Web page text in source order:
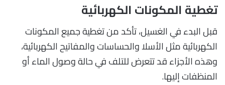
تغطية المكونات الكهربائية
قبل البدء في الغسيل، تأكد من تغطية جميع المكونات
الكهربائية مثل الأسلا والحساسات والمفاتيح الكهربائية،
وهذه الأجزاء قد تتعرض للتلف في حالة وصول الماء أو
المنظفات إليها.